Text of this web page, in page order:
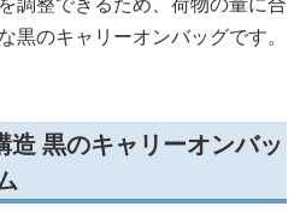
黒のキャリーオンバッグです。
黒のキャリーオンバッ